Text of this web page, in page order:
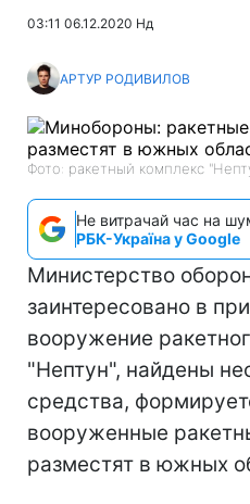
03:11 06.12.2020 Нд
АРТУР РОДИВИЛОВ
Фото: ракетный комплекс
Не витрачай час на
РБК-Україна у Google
Министерство
заинтересовано в
вооружение
"Нептун", найдены
средства,
вооруженные
разместят в южных